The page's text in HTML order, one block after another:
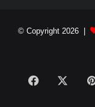
© Copyright 2026 |
Facebook